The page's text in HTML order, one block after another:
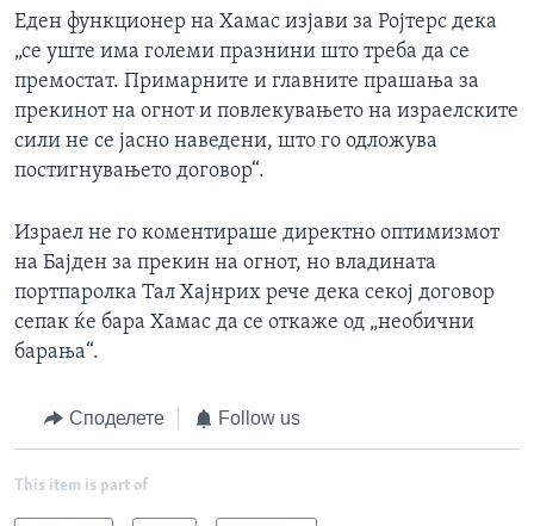
Еден функционер на Хамас изјави за Ројтерс дека
„се уште има големи празнини што треба да се
премостат. Примарните и главните прашања за
прекинот на огнот и повлекувањето на израелските
сили не се јасно наведени, што го одложува
постигнувањето договор“.
Израел не го коментираше директно оптимизмот
на Бајден за прекин на огнот, но владината
портпаролка Тал Хајнрих рече дека секој договор
сепак ќе бара Хамас да се откаже од „необични
барања“.
Споделете Follow us
This item is part of